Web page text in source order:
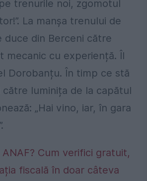
trenurile noi, zgomotul
La manșa trenului de
duce din Berceni către
mecanic cu experiență. Îl
Dorobanțu. În timp ce stă
luminița de la capătul
„Hai vino, iar, în gara
Cum verifici gratuit,
fiscală în doar câteva